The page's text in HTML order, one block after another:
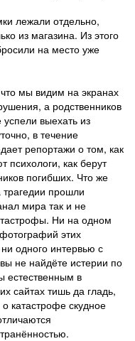
лежали отдельно,
из магазина. Из этого
на место уже
мы видим на экранах
а родственников
выехать из
в течение
репортажи о том, как
психологи, как берут
погибших. Что же
прошли
мира так и не
Ни на одном
этих
одного интервью с
не найдёте истерии по
естественным в
сайтах тишь да гладь,
катастрофе скудное